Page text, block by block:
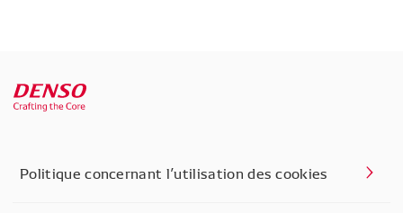
Politique concernant l’utilisation des cookies